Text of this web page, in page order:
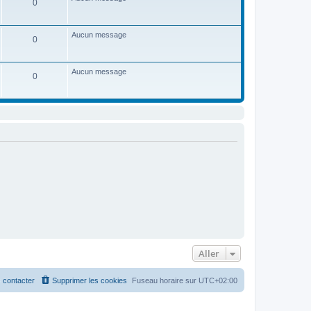
e
r
n
r
m
s
0
0 Aucun message
0 Aucun message
Aller
Fuseau horaire sur UTC+02:00
Supprimer les cookies
contacter